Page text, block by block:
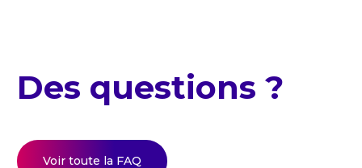
Des questions ?
Voir toute la FAQ